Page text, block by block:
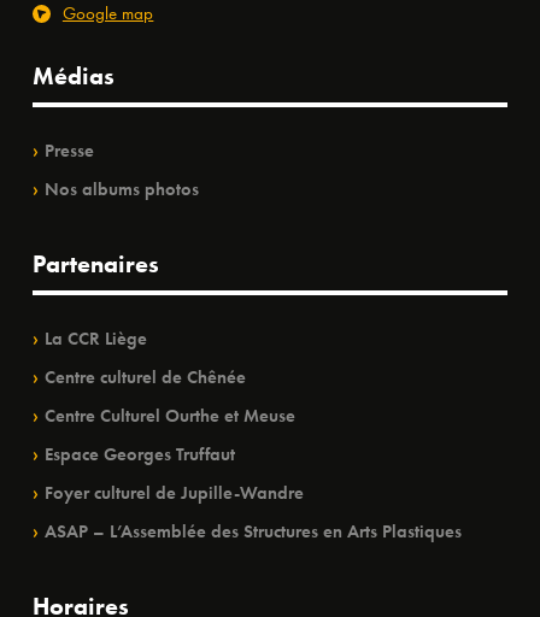
Google map
Médias
Presse
Nos albums photos
Partenaires
La CCR Liège
Centre culturel de Chênée
Centre Culturel Ourthe et Meuse
Espace Georges Truffaut
Foyer culturel de Jupille-Wandre
ASAP – L’Assemblée des Structures en Arts Plastiques
Horaires